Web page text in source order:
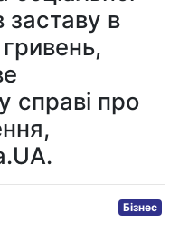
заставу в
гривень,
справі про
Бізнес